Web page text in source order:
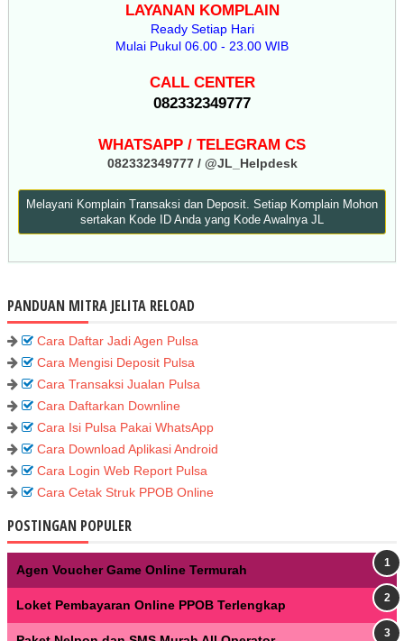
LAYANAN KOMPLAIN
Ready Setiap Hari
Mulai Pukul 06.00 - 23.00 WIB
CALL CENTER
082332349777
WHATSAPP / TELEGRAM CS
082332349777 / @JL_Helpdesk
Melayani Komplain Transaksi dan Deposit. Setiap Komplain Mohon
sertakan Kode ID Anda yang Kode Awalnya JL
PANDUAN MITRA JELITA RELOAD
Cara Daftar Jadi Agen Pulsa
Cara Mengisi Deposit Pulsa
Cara Transaksi Jualan Pulsa
Cara Daftarkan Downline
Cara Isi Pulsa Pakai WhatsApp
Cara Download Aplikasi Android
Cara Login Web Report Pulsa
Cara Cetak Struk PPOB Online
POSTINGAN POPULER
Agen Voucher Game Online Termurah
Loket Pembayaran Online PPOB Terlengkap